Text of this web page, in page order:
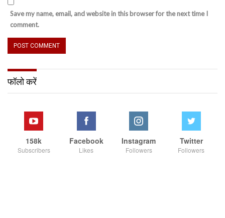
Save my name, email, and website in this browser for the next time I
comment.
फॉलो करें
158k
Subscribers
Facebook
Likes
Instagram
Followers
Twitter
Followers